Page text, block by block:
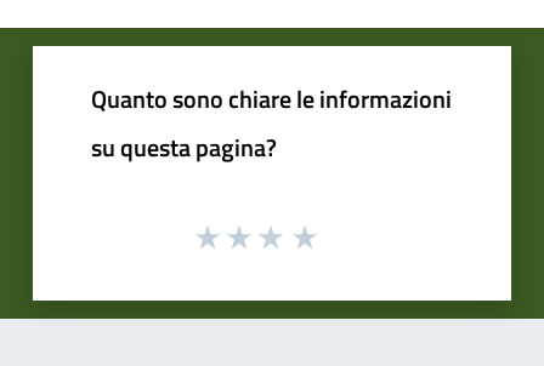
Quanto sono chiare le informazioni
su questa pagina?